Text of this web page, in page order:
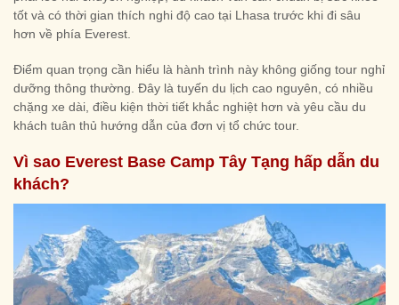
tốt và có thời gian thích nghi độ cao tại Lhasa trước khi đi sâu
hơn về phía Everest.
Điểm quan trọng cần hiểu là hành trình này không giống tour nghỉ
dưỡng thông thường. Đây là tuyến du lịch cao nguyên, có nhiều
chặng xe dài, điều kiện thời tiết khắc nghiệt hơn và yêu cầu du
khách tuân thủ hướng dẫn của đơn vị tổ chức tour.
Vì sao Everest Base Camp Tây Tạng hấp dẫn du
khách?